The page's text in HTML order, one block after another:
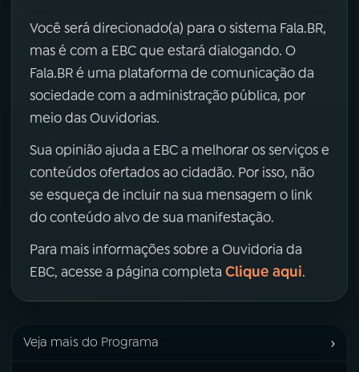
Você será direcionado(a) para o sistema Fala.BR,
mas é com a EBC que estará dialogando. O
Fala.BR é uma plataforma de comunicação da
sociedade com a administração pública, por
meio das Ouvidorias.
Sua opinião ajuda a EBC a melhorar os serviços e
conteúdos ofertados ao cidadão. Por isso, não
se esqueça de incluir na sua mensagem o link
do conteúdo alvo de sua manifestação.
Para mais informações sobre a Ouvidoria da
EBC, acesse a página completa Clique aqui.
Veja mais do Programa ›